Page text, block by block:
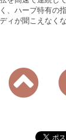
、ハープ特有の
ィが聞こえなく